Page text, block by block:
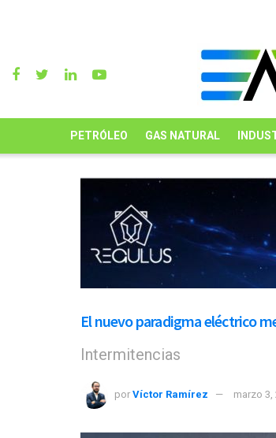
PETRÓLEO GAS NATURAL
El nuevo paradigma eléctrico
Intermitencias
por Víctor Ramírez marzo 3,